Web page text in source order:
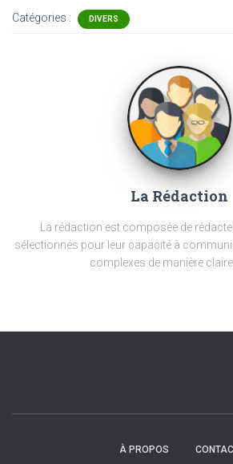
Catégories : DIVERS
La Rédaction
La rédaction est composée de
sélectionnés pour leur capacité à
complexes de manière claire
À PROPOS